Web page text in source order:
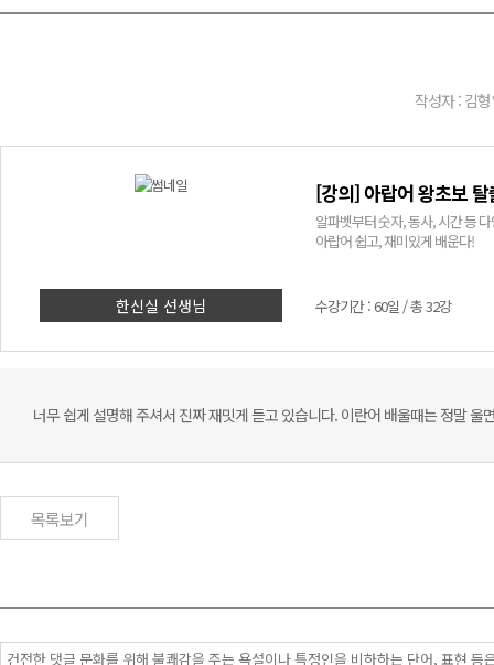
작성자 : 김
한신실 선생님
[강의] 아랍어 왕초보
알파벳부터 숫자, 동사, 시간 등
아랍어 쉽고, 재미있게 배운다!
수강기간 : 60일 / 총 32강
너무 쉽게 설명해 주셔서 진짜 재밋게 듣고 있습니다. 이란어 배울때는 정말
목록보기